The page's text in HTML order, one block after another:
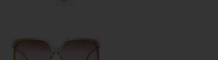
Favorite СОЛНЦЕЗАЩИТНЫЕ ОЧКИ